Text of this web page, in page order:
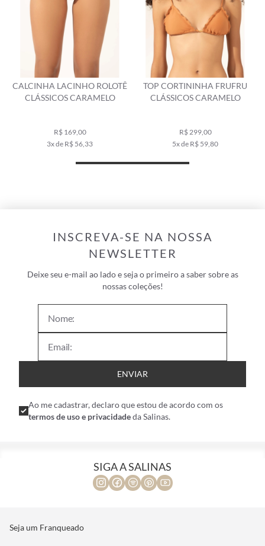
CALCINHA LACINHO ROLOTÊ
CLÁSSICOS CARAMELO
R$ 169,00
3x de R$ 56,33
TOP CORTININHA FRUFRU
CLÁSSICOS CARAMELO
R$ 299,00
5x de R$ 59,80
INSCREVA-SE NA NOSSA
NEWSLETTER
Deixe seu e-mail ao lado e seja o primeiro a saber sobre as
nossas coleções!
ENVIAR
Ao me cadastrar, declaro que estou de acordo com os
termos de uso e privacidadeda Salinas.
SIGA A SALINAS
Seja um Franqueado